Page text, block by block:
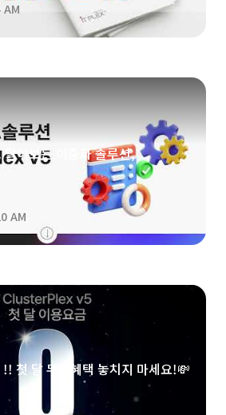
알아보는 이중화 솔루션,
AM
첫 달 무료혜택 놓치지 마세요!💸